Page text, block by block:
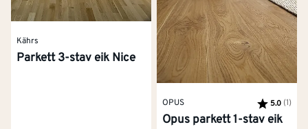
Kährs
Parkett 3-stav eik Nice
OPUS Karakter:
5.0 (1)
Opus parkett 1-stav eik